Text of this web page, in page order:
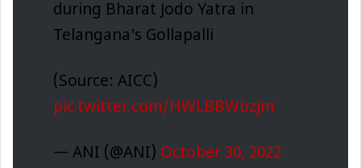
during Bharat Jodo Yatra in
Telangana's Gollapalli
(Source: AICC)
pic.twitter.com/HWLBBWbzjm
— ANI (@ANI) October 30, 2022